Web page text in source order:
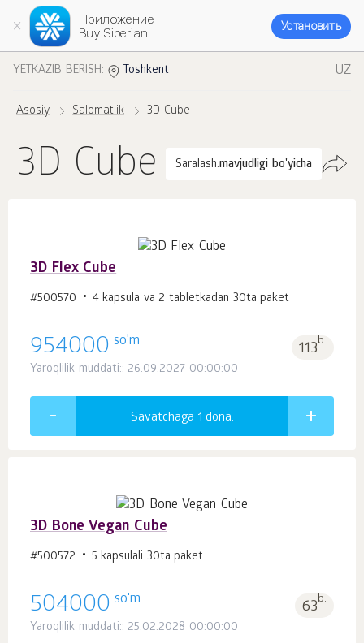
Приложение
Buy Siberian
Установить
YETKAZIB BERISH: Toshkent UZ
Asosiy Salomatlik 3D Cube
3D Cube Saralash:mavjudligi bo'yicha
3D Flex Cube
#500570 4 kapsula va 2 tabletkadan 30ta paket
954000 so'm 113b.
Yaroqlilik muddati:: 26.09.2027 00:00:00
Savatchaga 1 dona.
3D Bone Vegan Cube
#500572 5 kapsulali 30ta paket
504000 so'm 63b.
Yaroqlilik muddati:: 25.02.2028 00:00:00